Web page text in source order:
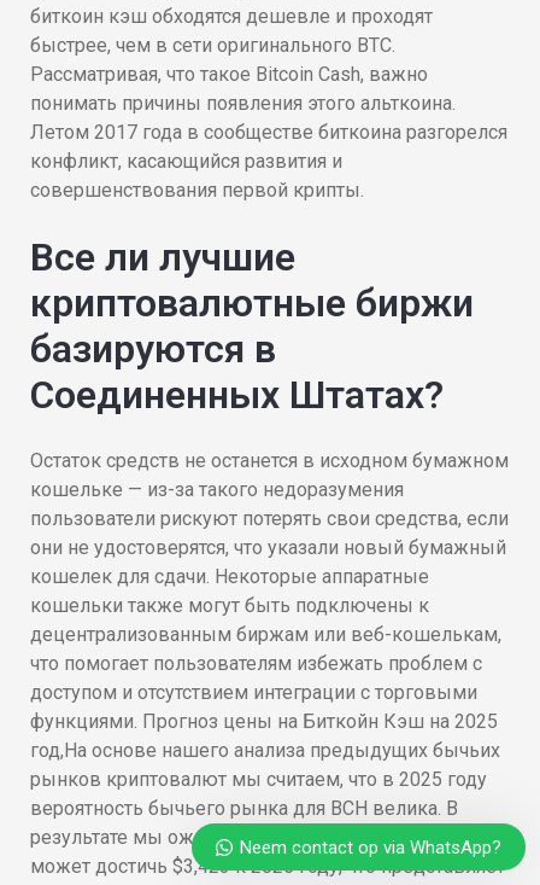
биткоин кэш обходятся дешевле и проходят
быстрее, чем в сети оригинального BTC.
Рассматривая, что такое Bitcoin Cash, важно
понимать причины появления этого альткоина.
Летом 2017 года в сообществе биткоина разгорелся
конфликт, касающийся развития и
совершенствования первой крипты.
Все ли лучшие
криптовалютные биржи
базируются в
Соединенных Штатах?
Остаток средств не останется в исходном бумажном
кошельке — из-за такого недоразумения
пользователи рискуют потерять свои средства, если
они не удостоверятся, что указали новый бумажный
кошелек для сдачи. Некоторые аппаратные
кошельки также могут быть подключены к
децентрализованным биржам или веб-кошелькам,
что помогает пользователям избежать проблем с
доступом и отсутствием интеграции с торговыми
функциями. Прогноз цены на Биткойн Кэш на 2025
год,На основе нашего анализа предыдущих бычьих
рынков криптовалют мы считаем, что в 2025 году
вероятность бычьего рынка для BCH велика. В
результате мы ожидаем, что цена Биткойн Кэш
может достичь $3,423 к 2025 году, что представляет
Neem contact op via WhatsApp?